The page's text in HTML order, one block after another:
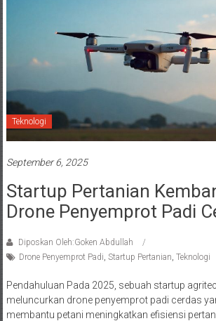
Teknologi
September 6, 2025
Startup Pertanian
Drone Penyemprot Padi
Diposkan Oleh:Goken Abdullah
Drone Penyemprot Padi, Startup Pertanian, Teknologi
Pendahuluan Pada 2025, sebuah startup
meluncurkan drone penyemprot padi cerdas
membantu petani meningkatkan efisiensi